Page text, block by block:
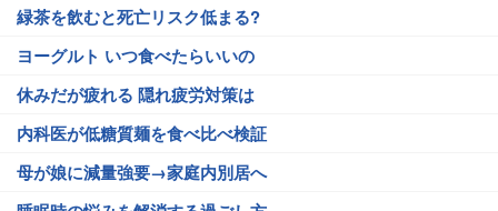
緑茶を飲むと死亡リスク低まる?
ヨーグルト いつ食べたらいいの
休みだが疲れる 隠れ疲労対策は
内科医が低糖質麺を食べ比べ検証
母が娘に減量強要→家庭内別居へ